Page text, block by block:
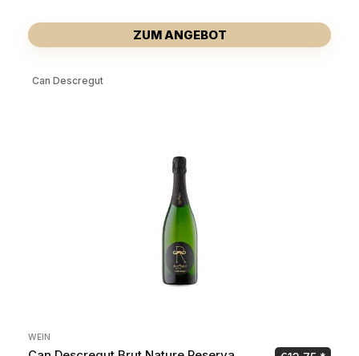
ZUM ANGEBOT
Can Descregut
WEIN